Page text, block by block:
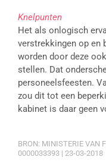
Knelpunten
Het als onlogisch
verstrekkingen op en
worden door deze
stellen. Dat
personeelsfeesten.
zou dit tot een
kabinet is daar geen
BRON: MINISTERIE VAN
0000033393 | 23-03-2018